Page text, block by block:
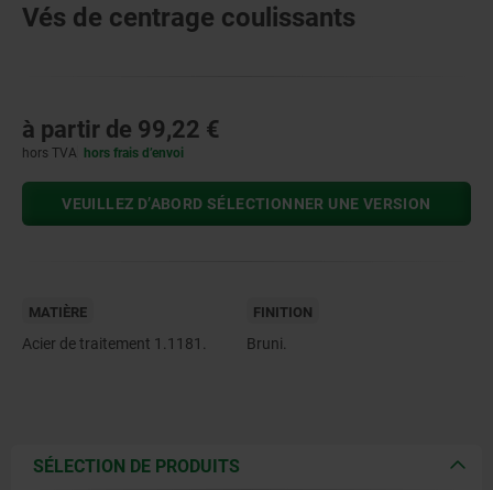
Vés de centrage coulissants
à partir de 99,22 €
hors TVA hors frais d’envoi
VEUILLEZ D’ABORD SÉLECTIONNER UNE VERSION
MATIÈRE
Acier de traitement 1.1181.
FINITION
Bruni.
SÉLECTION DE PRODUITS